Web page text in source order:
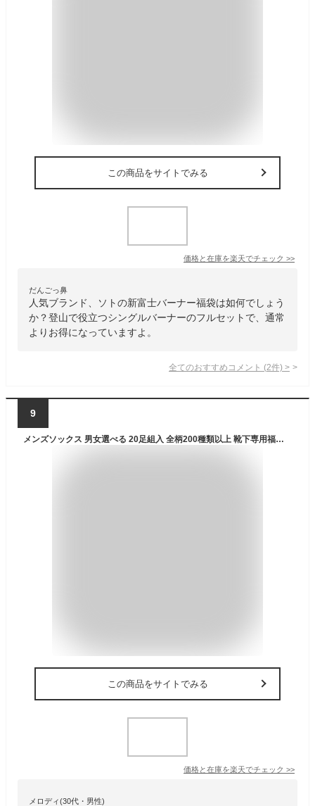
この商品をサイトでみる
価格と在庫を楽天でチェック >>
だんごっ鼻
人気ブランド、ソトの新富士バーナー福袋は如何でしょう
か？登山で役立つシングルバーナーのフルセットで、通常
よりお得になっていますよ。
全てのおすすめコメント (2件) >
9
メンズソックス 男女選べる 20足組入 全柄200種類以上 靴下専用福袋 蒸れない ガジュマル 紳士靴下 スニーカーソックスビジネスソックス スポーツソックス くつした くつ下 吸汗 速乾 抗菌 消臭 防臭 通勤 通学 伸縮性
この商品をサイトでみる
価格と在庫を楽天でチェック >>
メロディ(30代・男性)